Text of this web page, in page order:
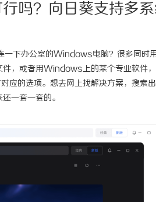
吗？向日葵支持多
一下办公室的Windows电脑？很多同
件，或者用Windows上的某个专业软件
的选项。想去网上找解决方案，搜索
一套一套的。